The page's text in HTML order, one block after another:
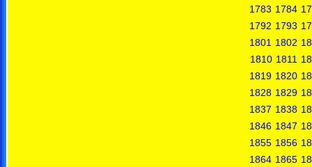
1783 1784
1792 1793
1801 1802
1810 1811
1819 1820
1828 1829
1837 1838
1846 1847
1855 1856
1864 1865